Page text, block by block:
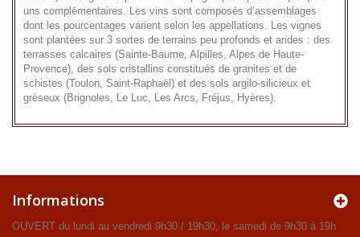
uns complémentaires. Les vins sont composés d’assemblages
dont les pourcentages varient selon les appellations. Les vignes
sont plantées sur 3 sortes de terrains peu profonds et arides : des
terrasses calcaires (Sainte-Baume, Alpilles, Alpes de Haute-
Provence), des sols cristallins constitués de granites et de
schistes (Toulon, Saint-Raphaël) et des sols argilo-silicieux et
grèseux (Brignoles, Le Luc, Les Arcs, Fréjus, Hyères).
Informations
OUVERT du lundi au vendredi 9h30 / 19h30, le samedi de 9h30 à 19h